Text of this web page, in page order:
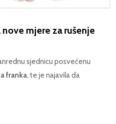
mjere za rušenje
sjednicu posvećenu
franka, te je najavila da